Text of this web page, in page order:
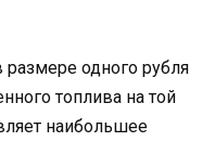
размере одного рубля
топлива на той
наибольшее